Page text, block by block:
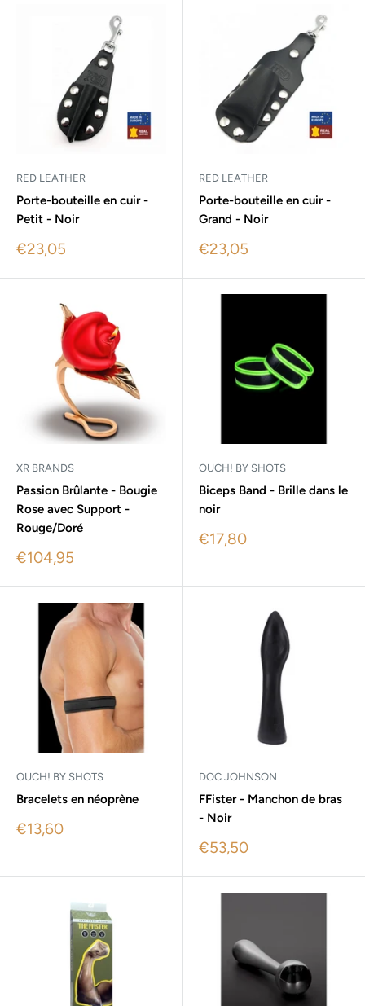
RED LEATHER
Porte-bouteille en cuir -
Petit - Noir
Sale
€23,05
RED LEATHER
Porte-bouteille en cuir -
Grand - Noir
Sale
€23,05
XR BRANDS
Passion Brûlante - Bougie
Rose avec Support -
Rouge/Doré
Sale
€104,95
OUCH! BY SHOTS
Biceps Band - Brille dans le
noir
Sale
€17,80
OUCH! BY SHOTS
Bracelets en néoprène
Sale
€13,60
DOC JOHNSON
FFister - Manchon de bras
- Noir
Sale
€53,50